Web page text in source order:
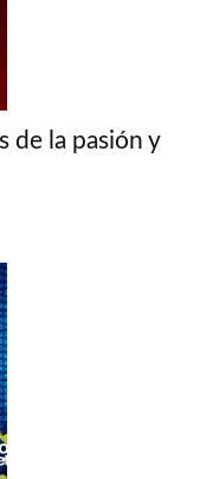
de la pasión y